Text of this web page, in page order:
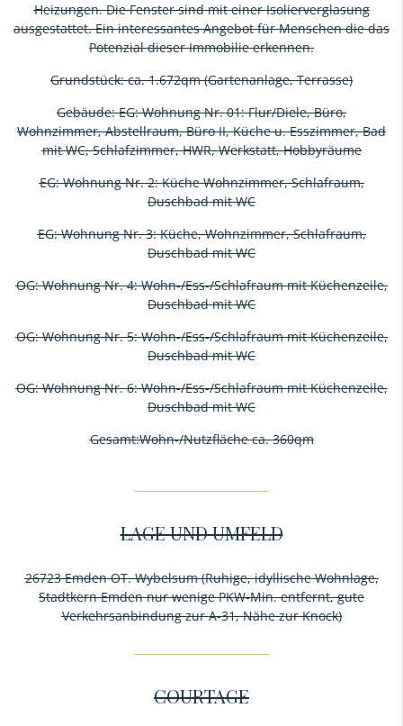
Heizungen. Die Fenster sind mit einer Isolierverglasung
ausgestattet. Ein interessantes Angebot für Menschen die das
Potenzial dieser Immobilie erkennen.
Grundstück: ca. 1.672qm (Gartenanlage, Terrasse)
Gebäude: EG: Wohnung Nr. 01: Flur/Diele, Büro,
Wohnzimmer, Abstellraum, Büro II, Küche u. Esszimmer, Bad
mit WC, Schlafzimmer, HWR, Werkstatt, Hobbyräume
EG: Wohnung Nr. 2: Küche Wohnzimmer, Schlafraum,
Duschbad mit WC
EG: Wohnung Nr. 3: Küche, Wohnzimmer, Schlafraum,
Duschbad mit WC
OG: Wohnung Nr. 4: Wohn-/Ess-/Schlafraum mit Küchenzeile,
Duschbad mit WC
OG: Wohnung Nr. 5: Wohn-/Ess-/Schlafraum mit Küchenzeile,
Duschbad mit WC
OG: Wohnung Nr. 6: Wohn-/Ess-/Schlafraum mit Küchenzeile,
Duschbad mit WC
Gesamt:Wohn-/Nutzfläche ca. 360qm
LAGE UND UMFELD
26723 Emden OT. Wybelsum (Ruhige, idyllische Wohnlage,
Stadtkern Emden nur wenige PKW-Min. entfernt, gute
Verkehrsanbindung zur A-31, Nähe zur Knock)
COURTAGE